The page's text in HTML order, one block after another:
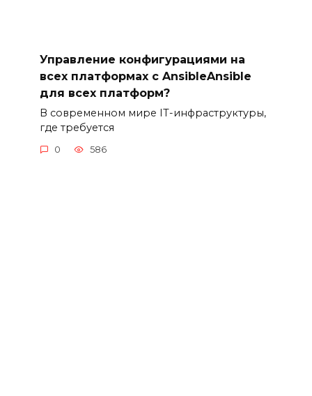
Управление конфигурациями на
всех платформах с AnsibleAnsible
для всех платформ?
В современном мире IT-инфраструктуры,
где требуется
0 586